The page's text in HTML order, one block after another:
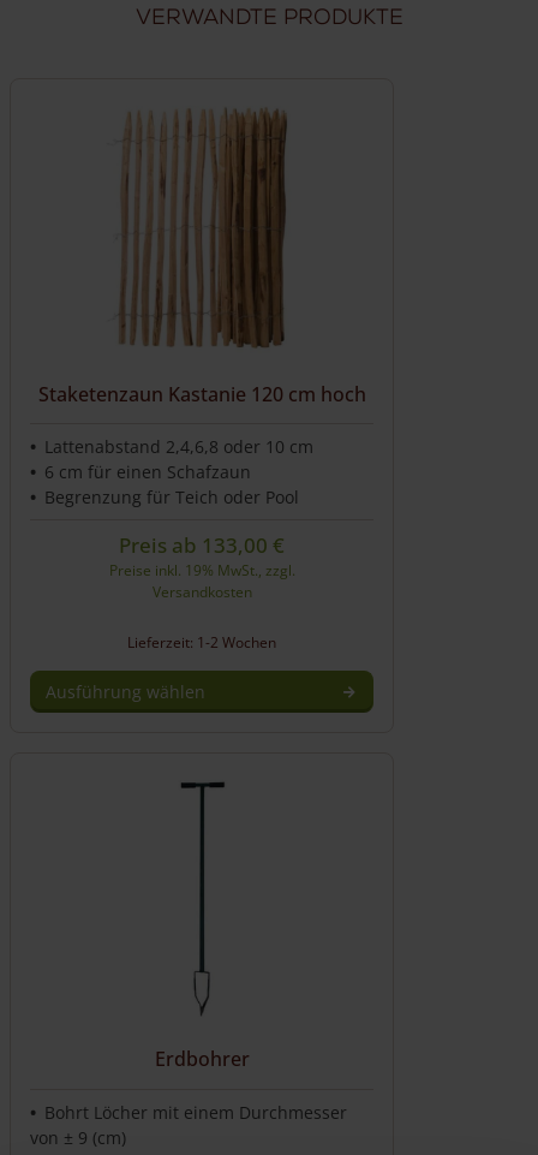
Verwandte Produkte
Staketenzaun Kastanie 120 cm hoch
Lattenabstand 2,4,6,8 oder 10 cm
6 cm für einen Schafzaun
Begrenzung für Teich oder Pool
Preis ab 133,00 €
Preise inkl. 19% MwSt., zzgl.
Versandkosten
Lieferzeit: 1-2 Wochen
Ausführung wählen
Erdbohrer
Bohrt Löcher mit einem Durchmesser
von ± 9 (cm)